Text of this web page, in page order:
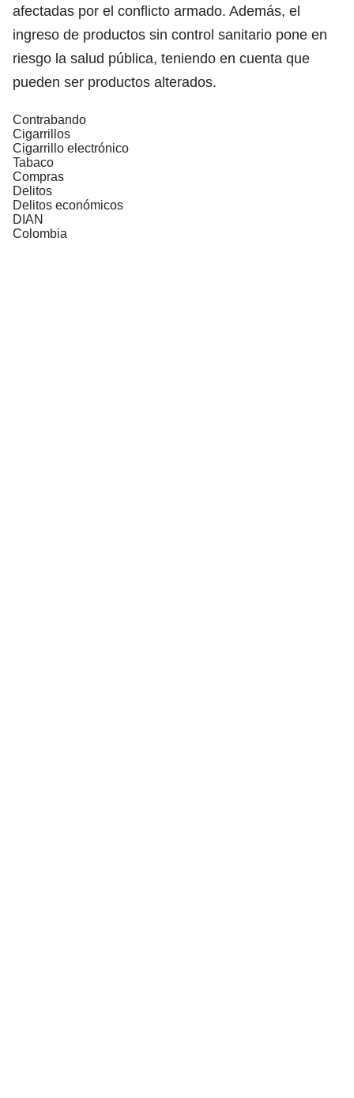
afectadas por el conflicto armado. Además, el
ingreso de productos sin control sanitario pone en
riesgo la salud pública, teniendo en cuenta que
pueden ser productos alterados.
Contrabando
Cigarrillos
Cigarrillo electrónico
Tabaco
Compras
Delitos
Delitos económicos
DIAN
Colombia